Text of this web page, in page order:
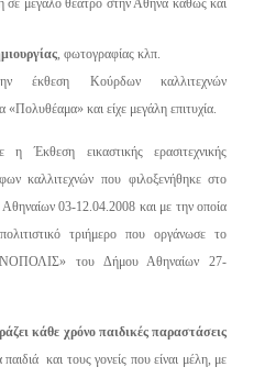
σε μεγάλο θέατρο στην Αθήνα καθώς και
, φωτογραφίας κλπ.
έκθεση Κούρδων καλλιτεχνών
και είχε μεγάλη επιτυχία.
η Έκθεση εικαστικής ερασιτεχνικής
καλλιτεχνών που φιλοξενήθηκε στο
03-12.04.2008 και με την οποία
τριήμερο που οργάνωσε το
του Δήμου Αθηναίων 27-
κάθε χρόνο παιδικές παραστάσεις
και τους γονείς που είναι μέλη, με